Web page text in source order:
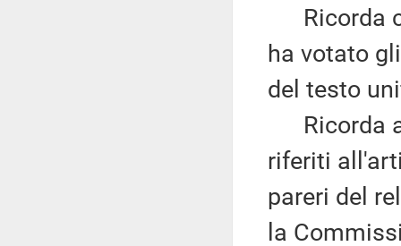
Ricorda
ha votato
del testo
Ricorda
riferiti
pareri del
la